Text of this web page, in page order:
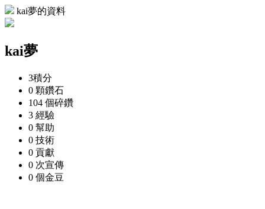
kai夢的資料
kai夢
3積分
0 顆鑽石
104 個碎鑽
3 經驗
0 幫助
0 技術
0 貢獻
0 次宣傳
0 個金豆